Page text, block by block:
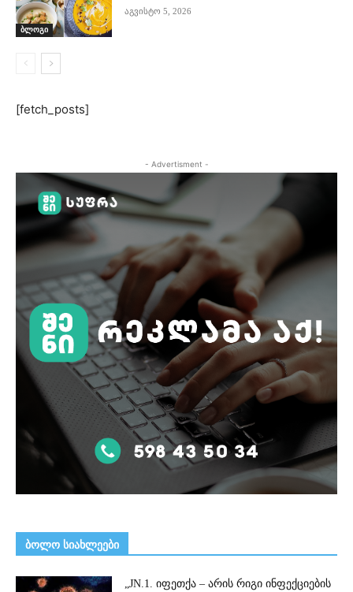
ბლოგი
აგვისტო 5, 2026
[fetch_posts]
- Advertisment -
ᲑᲝᲚᲝ ᲡᲘᲐᲮᲚᲔᲔᲑᲘ
„JN.1. იფეთქა – არის რიგი ინფექციების